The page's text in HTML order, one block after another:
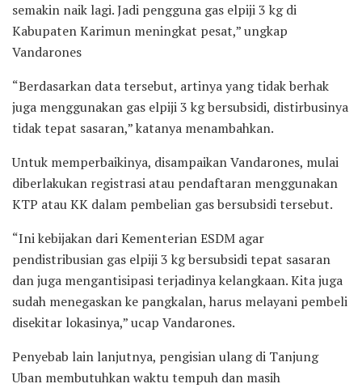
semakin naik lagi. Jadi pengguna gas elpiji 3 kg di
Kabupaten Karimun meningkat pesat,” ungkap
Vandarones
“Berdasarkan data tersebut, artinya yang tidak berhak
juga menggunakan gas elpiji 3 kg bersubsidi, distirbusinya
tidak tepat sasaran,” katanya menambahkan.
Untuk memperbaikinya, disampaikan Vandarones, mulai
diberlakukan registrasi atau pendaftaran menggunakan
KTP atau KK dalam pembelian gas bersubsidi tersebut.
“Ini kebijakan dari Kementerian ESDM agar
pendistribusian gas elpiji 3 kg bersubsidi tepat sasaran
dan juga mengantisipasi terjadinya kelangkaan. Kita juga
sudah menegaskan ke pangkalan, harus melayani pembeli
disekitar lokasinya,” ucap Vandarones.
Penyebab lain lanjutnya, pengisian ulang di Tanjung
Uban membutuhkan waktu tempuh dan masih